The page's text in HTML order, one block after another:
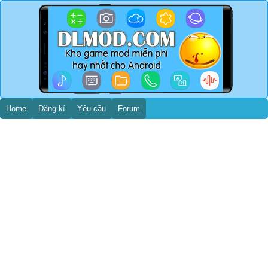
Home Đăng kí Yêu cầu Forum